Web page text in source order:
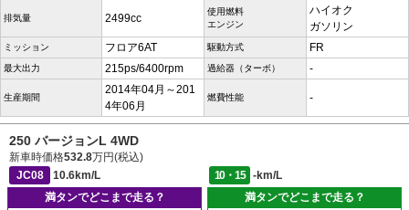
排気量 2499cc
使用燃料
エンジン
ハイオク
ガソリン
ミッション フロア6AT 駆動方式 FR
最大出力 215ps/6400rpm 過給器（ターボ） -
生産期間
2014年04月～201
4年06月
燃費性能 -
250 バージョンL 4WD
新車時価格532.8万円(税込)
JC08
10.6km/L 10・15
-km/L
満タンでどこまで走る？
満タンでどこまで走る？